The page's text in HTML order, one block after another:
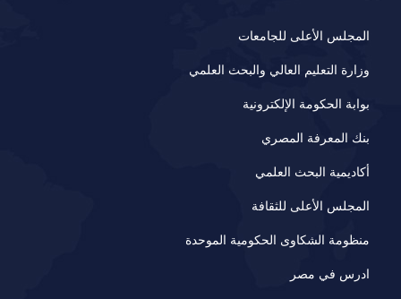
المجلس الأعلى للجامعات
وزارة التعليم العالي والبحث العلمي
بوابة الحكومة الإلكترونية
بنك المعرفة المصري
أكاديمية البحث العلمي
المجلس الأعلى للثقافة
منظومة الشكاوى الحكومية الموحدة
ادرس في مصر